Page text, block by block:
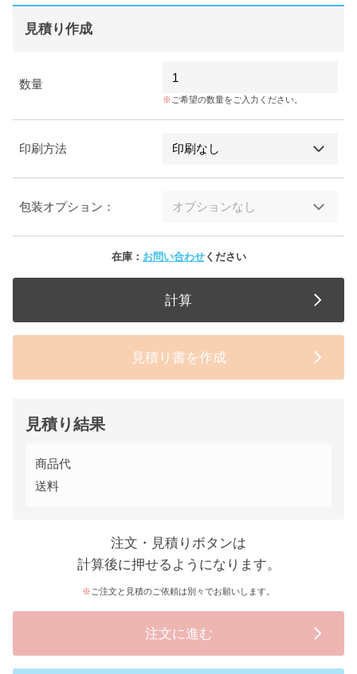
見積り作成
数量
ご希望の数量をご入力ください。
印刷方法
包装オプション：
在庫： お問い合わせください
計算
見積り書を作成
見積り結果
商品代
送料
注文・見積りボタンは
計算後に押せるようになります。
ご注文と見積のご依頼は別々でお願いします。
注文に進む